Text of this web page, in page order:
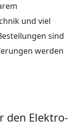
und viel
sind
werden
den Elektro-